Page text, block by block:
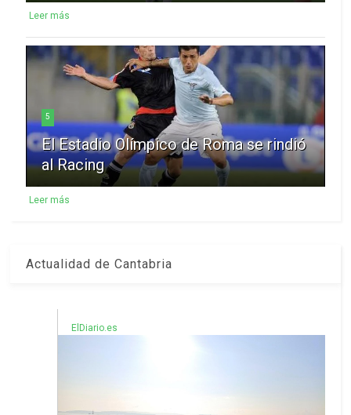
Leer más
5
El Estadio Olímpico de Roma se rindió
al Racing
Leer más
Actualidad de Cantabria
ElDiario.es